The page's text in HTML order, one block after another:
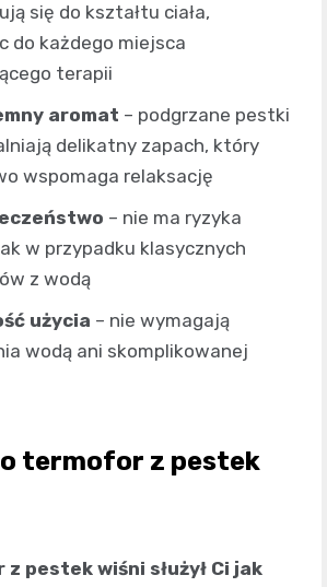
się do kształtu ciała,
do każdego miejsca
terapii
aromat – podgrzane pestki
delikatny zapach, który
wspomaga relaksację
– nie ma ryzyka
w przypadku klasycznych
z wodą
użycia – nie wymagają
wodą ani skomplikowanej
termofor z pestek
pestek wiśni służył Ci jak